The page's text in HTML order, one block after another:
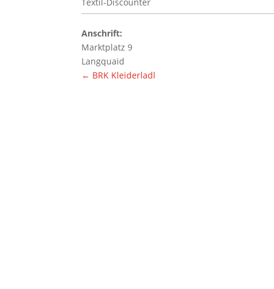
Anschrift:
Marktplatz 9
Langquaid
← BRK Kleiderladl